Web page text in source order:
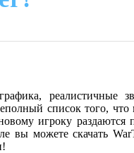
реалистичные
список того, что
игроку раздаются
вы можете скачать